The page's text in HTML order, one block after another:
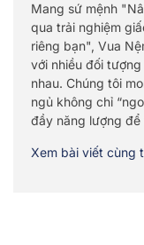
Mang sứ mệnh
qua trải nghiệm
riêng bạn", Vua
với nhiều đối
nhau. Chúng tôi
ngủ không chỉ
đầy năng lượng
Xem bài viết cùng